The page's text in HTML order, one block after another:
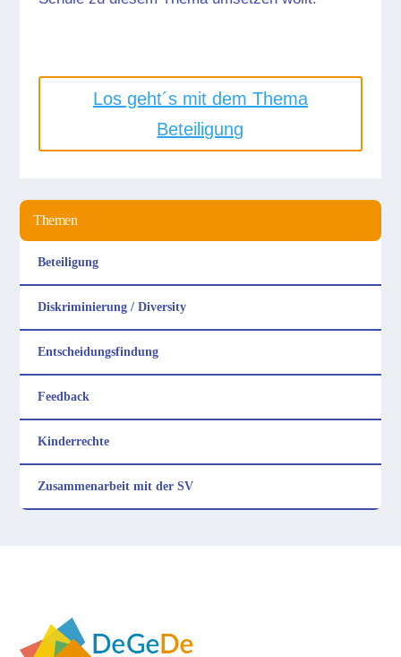
Los geht´s mit dem Thema
Beteiligung
Themen
Beteiligung
Diskriminierung / Diversity
Entscheidungs­findung
Feedback
Kinderrechte
Zusammenarbeit mit der SV